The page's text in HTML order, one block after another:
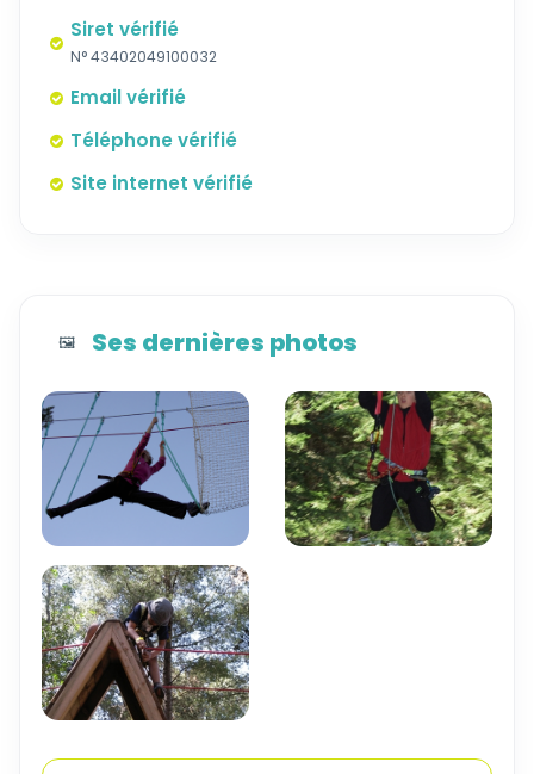
Siret vérifié
N° 43402049100032
Email vérifié
Téléphone vérifié
Site internet vérifié
🖼️ Ses dernières photos